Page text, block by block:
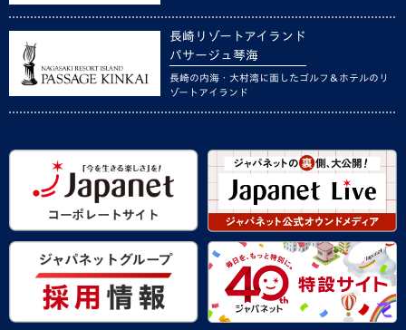
長崎リゾートアイランド
パサージュ琴海
長崎の内海・大村湾に面したゴルフ＆ホテルのリ
ゾートアイランド